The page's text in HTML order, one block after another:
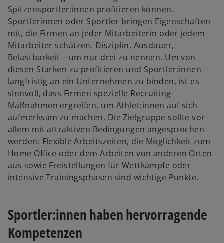
Spitzensportler:innen profitieren können.
Sportlerinnen oder Sportler bringen Eigenschaften
mit, die Firmen an jeder Mitarbeiterin oder jedem
Mitarbeiter schätzen. Disziplin, Ausdauer,
Belastbarkeit – um nur drei zu nennen. Um von
diesen Stärken zu profitieren und Sportler:innen
langfristig an ein Unternehmen zu binden, ist es
sinnvoll, dass Firmen spezielle Recruiting-
Maßnahmen ergreifen, um Athlet:innen auf sich
aufmerksam zu machen. Die Zielgruppe sollte vor
allem mit attraktiven Bedingungen angesprochen
werden: Flexible Arbeitszeiten, die Möglichkeit zum
Home Office oder dem Arbeiten von anderen Orten
aus sowie Freistellungen für Wettkämpfe oder
intensive Trainingsphasen sind wichtige Punkte.
Sportler:innen haben hervorragende
Kompetenzen